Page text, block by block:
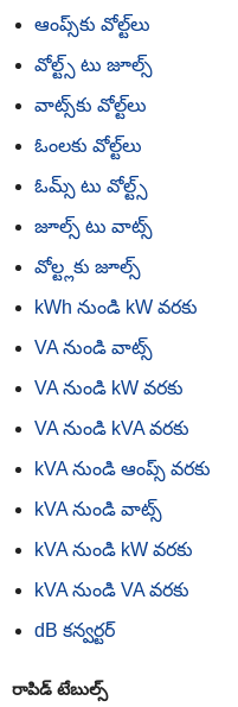
ఆంప్స్‌కు వోల్ట్‌లు
వోల్ట్స్ టు జూల్స్
వాట్స్‌కు వోల్ట్‌లు
ఓంలకు వోల్ట్‌లు
ఓమ్స్ టు వోల్ట్స్
జూల్స్ టు వాట్స్
వోల్ట్లకు జూల్స్
kWh నుండి kW వరకు
VA నుండి వాట్స్
VA నుండి kW వరకు
VA నుండి kVA వరకు
kVA నుండి ఆంప్స్ వరకు
kVA నుండి వాట్స్
kVA నుండి kW వరకు
kVA నుండి VA వరకు
dB కన్వర్టర్
రాపిడ్ టేబుల్స్